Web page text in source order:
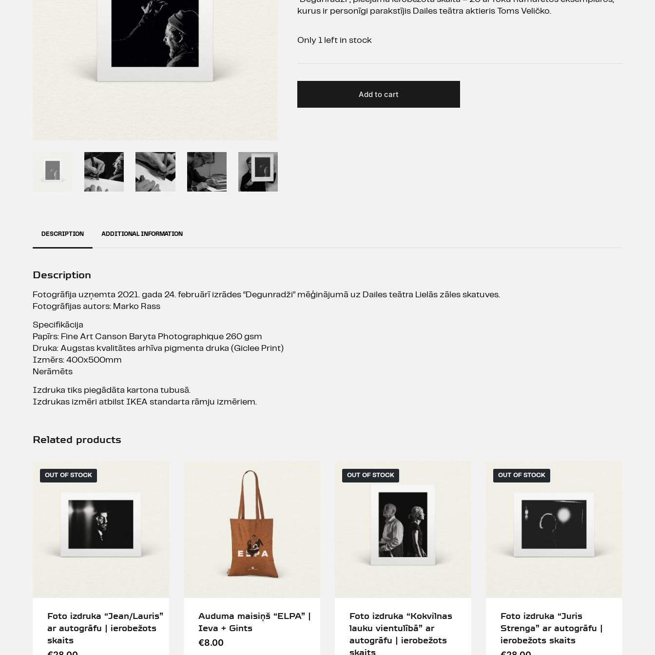
kurus ir personīgi parakstījis Dailes teātra aktieris Toms Veličko.
Only 1 left in stock
Add to cart
DESCRIPTION ADDITIONAL INFORMATION
Description
Fotogrāfija uzņemta 2021. gada 24. februārī izrādes “Degunradži” mēģinājumā uz Dailes teātra Lielās zāles skatuves.
Fotogrāfijas autors: Marko Rass
Specifikācija
Papīrs: Fine Art Canson Baryta Photographique 260 gsm
Druka: Augstas kvalitātes arhīva pigmenta druka (Giclee Print)
Izmērs: 400x500mm
Nerāmēts
Izdruka tiks piegādāta kartona tubusā.
Izdrukas izmēri atbilst IKEA standarta rāmju izmēriem.
Related products
OUT OF STOCK
Foto izdruka “Jean/Lauris”
ar autogrāfu | ierobežots
skaits
Auduma maisiņš “ELPA” |
Ieva + Gints
€8.00
OUT OF STOCK
Foto izdruka “Kokvilnas
lauku vientulībā” ar
autogrāfu | ierobežots
OUT OF STOCK
Foto izdruka “Juris
Strenga” ar autogrāfu |
ierobežots skaits